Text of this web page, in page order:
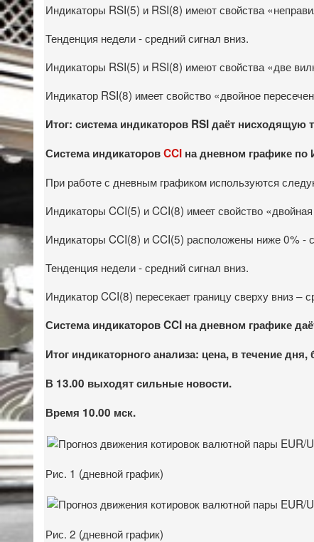
Индикаторы RSI(5) и RSI(8) имеют свойства
Тенденция недели - средний сигнал вниз.
Индикаторы RSI(5) и RSI(8) имеют свойства «две
Индикатор RSI(8) имеет свойство «двойное
Итог: система индикаторов RSI даёт
Система индикаторовCCI на дневном графике по
При работе с дневным графиком используются
Индикаторы CCI(5) и CCI(8) имеет свойство
Индикаторы CCI(8) и CCI(5) расположены ниже 0% -
Тенденция недели - средний сигнал вниз.
Индикатор CCI(8) пересекает границу сверху вниз –
Система индикаторов CCI на дневном графике
Итог индикаторного анализа: цена, в течение
В 13.00 выходят сильные новости.
Время 10.00 мск.
Рис. 1 (дневной график)
Рис. 2 (дневной график)